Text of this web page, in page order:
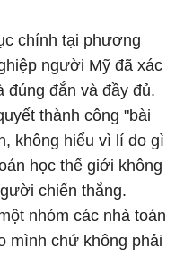
chính tại phương
người Mỹ đã xác
đúng đắn và đầy đủ.
thành công "bài
không hiểu vì lí do gì
học thế giới không
chiến thắng.
nhóm các nhà toán
mình chứ không phải